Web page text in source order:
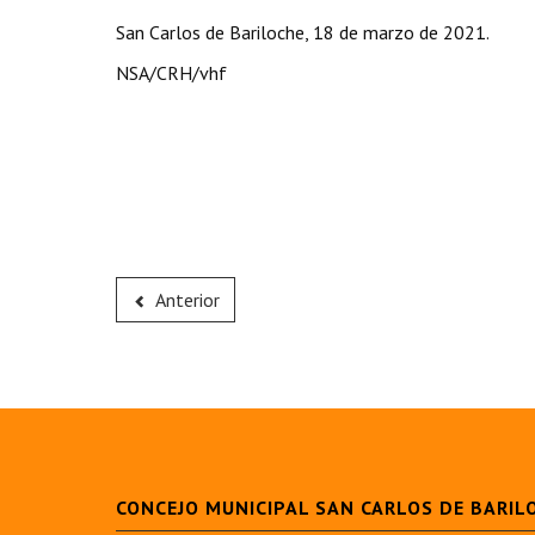
San Carlos de Bariloche, 18 de marzo de 2021.
NSA/CRH/vhf
Anterior
CONCEJO MUNICIPAL SAN CARLOS DE